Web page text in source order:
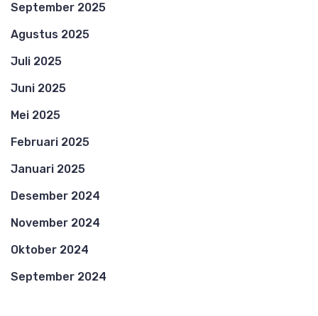
September 2025
Agustus 2025
Juli 2025
Juni 2025
Mei 2025
Februari 2025
Januari 2025
Desember 2024
November 2024
Oktober 2024
September 2024